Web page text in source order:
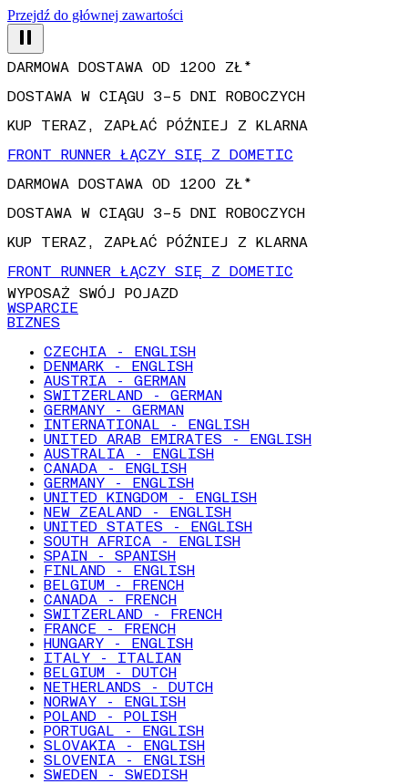
Przejdź do głównej zawartości
DARMOWA DOSTAWA OD 1200 ZŁ*
DOSTAWA W CIĄGU 3–5 DNI ROBOCZYCH
KUP TERAZ, ZAPŁAĆ PÓŹNIEJ Z KLARNA
FRONT RUNNER ŁĄCZY SIĘ Z DOMETIC
DARMOWA DOSTAWA OD 1200 ZŁ*
DOSTAWA W CIĄGU 3–5 DNI ROBOCZYCH
KUP TERAZ, ZAPŁAĆ PÓŹNIEJ Z KLARNA
FRONT RUNNER ŁĄCZY SIĘ Z DOMETIC
WYPOSAŻ SWÓJ POJAZD
WSPARCIE
BIZNES
CZECHIA - ENGLISH
DENMARK - ENGLISH
AUSTRIA - GERMAN
SWITZERLAND - GERMAN
GERMANY - GERMAN
INTERNATIONAL - ENGLISH
UNITED ARAB EMIRATES - ENGLISH
AUSTRALIA - ENGLISH
CANADA - ENGLISH
GERMANY - ENGLISH
UNITED KINGDOM - ENGLISH
NEW ZEALAND - ENGLISH
UNITED STATES - ENGLISH
SOUTH AFRICA - ENGLISH
SPAIN - SPANISH
FINLAND - ENGLISH
BELGIUM - FRENCH
CANADA - FRENCH
SWITZERLAND - FRENCH
FRANCE - FRENCH
HUNGARY - ENGLISH
ITALY - ITALIAN
BELGIUM - DUTCH
NETHERLANDS - DUTCH
NORWAY - ENGLISH
POLAND - POLISH
PORTUGAL - ENGLISH
SLOVAKIA - ENGLISH
SLOVENIA - ENGLISH
SWEDEN - SWEDISH